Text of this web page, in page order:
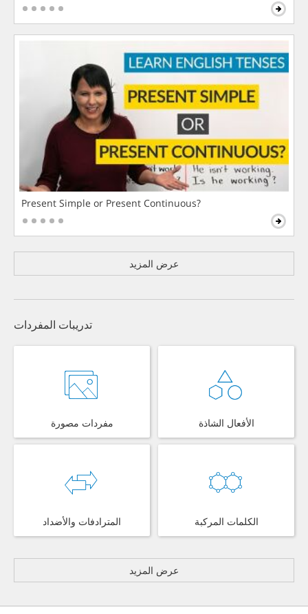
Present Simple or Present Continuous?
عرض المزيد
تدريبات المفردات
مفردات مصورة الأفعال الشاذة
المترادفات والأضداد الكلمات المركبة
عرض المزيد